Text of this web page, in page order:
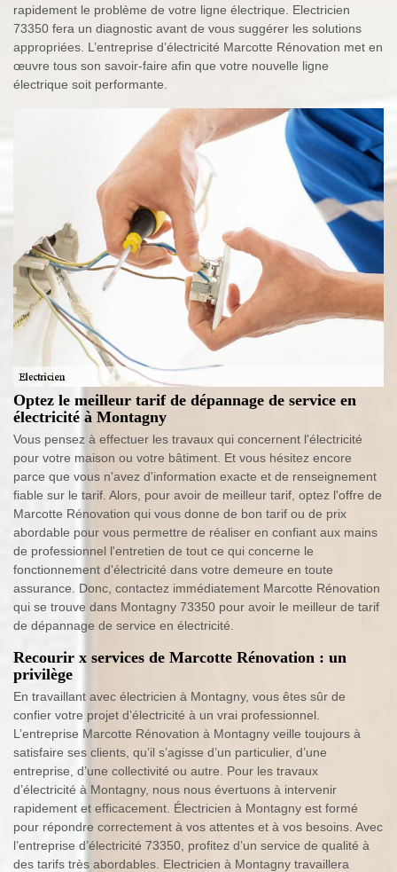
rapidement le problème de votre ligne électrique. Electricien
73350 fera un diagnostic avant de vous suggérer les solutions
appropriées. L’entreprise d’électricité Marcotte Rénovation met en
œuvre tous son savoir-faire afin que votre nouvelle ligne
électrique soit performante.
Optez le meilleur tarif de dépannage de service en
électricité à Montagny
Vous pensez à effectuer les travaux qui concernent l'électricité
pour votre maison ou votre bâtiment. Et vous hésitez encore
parce que vous n'avez d'information exacte et de renseignement
fiable sur le tarif. Alors, pour avoir de meilleur tarif, optez l'offre de
Marcotte Rénovation qui vous donne de bon tarif ou de prix
abordable pour vous permettre de réaliser en confiant aux mains
de professionnel l'entretien de tout ce qui concerne le
fonctionnement d'électricité dans votre demeure en toute
assurance. Donc, contactez immédiatement Marcotte Rénovation
qui se trouve dans Montagny 73350 pour avoir le meilleur de tarif
de dépannage de service en électricité.
Recourir x services de Marcotte Rénovation : un
privilège
En travaillant avec électricien à Montagny, vous êtes sûr de
confier votre projet d’électricité à un vrai professionnel.
L’entreprise Marcotte Rénovation à Montagny veille toujours à
satisfaire ses clients, qu’il s’agisse d’un particulier, d’une
entreprise, d’une collectivité ou autre. Pour les travaux
d’électricité à Montagny, nous nous évertuons à intervenir
rapidement et efficacement. Électricien à Montagny est formé
pour répondre correctement à vos attentes et à vos besoins. Avec
l’entreprise d’électricité 73350, profitez d’un service de qualité à
des tarifs très abordables. Electricien à Montagny travaillera